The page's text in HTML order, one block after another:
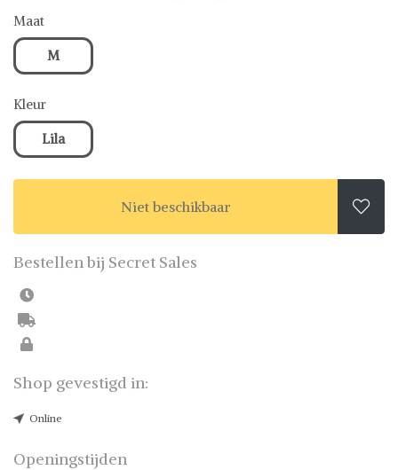
Maat
M
Kleur
Lila
Niet beschikbaar 
Bestellen bij Secret Sales
Shop gevestigd in:
Online
Openingstijden